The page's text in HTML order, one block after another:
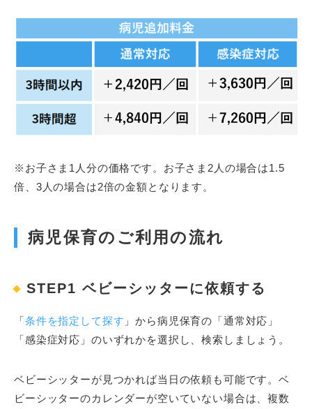
※お子さま1人分の価格です。お子さま2人の場合は1.5
倍、3人の場合は2倍の金額となります。
病児保育のご利用の流れ
STEP1 ベビーシッターに依頼する
「条件を指定して探す 」から病児保育の「通常対応」
「感染症対応」のいずれかを選択し、検索しましょう。
ベビーシッターが見つかれば当日の依頼も可能です。ベ
ビーシッターのカレンダーが空いていない場合は、複数